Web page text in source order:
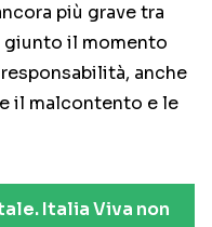
più grave tra
giunto il momento
anche
il malcontento e le
Italia Viva non